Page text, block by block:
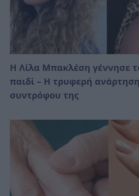
Η Λίλα Μπακλέση γέννησε
παιδί – Η τρυφερή
συντρόφου της